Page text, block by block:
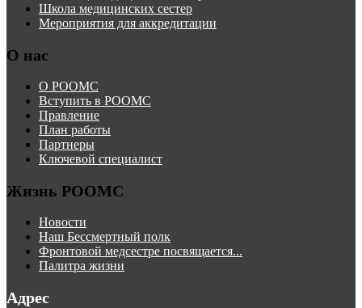
Школа медицинских сестер
Мероприятия для аккредитации
О нас
О РООМС
Вступить в РООМС
Правление
План работы
Партнеры
Ключевой специалист
Жизнь РООМС
Новости
Наш Бессмертный полк
Фронтовой медсестре посвящается...
Палитра жизни
Адрес